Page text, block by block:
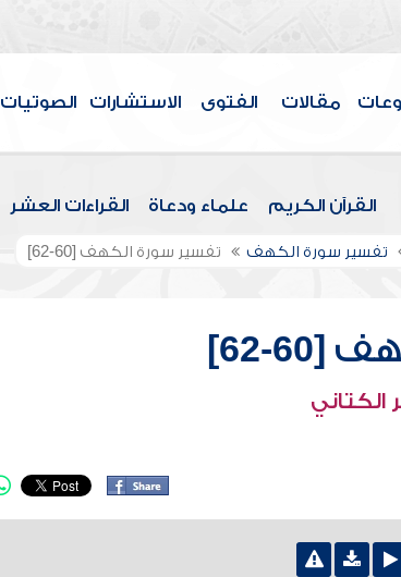
مقالات الفتوى الاستشارات الصوتيات
القرآن الكريم علماء ودعاة القراءات العشر
تفسير سورة الكهف تفسير سورة الكهف [60-62]
62]
الكتاني